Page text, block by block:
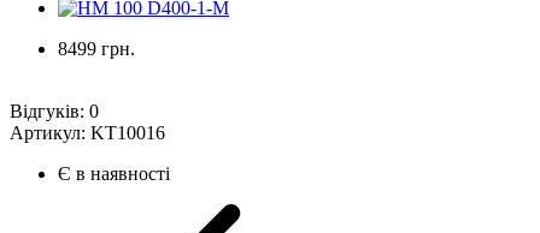
8499 грн.
Відгуків: 0
Артикул: KT10016
Є в наявності